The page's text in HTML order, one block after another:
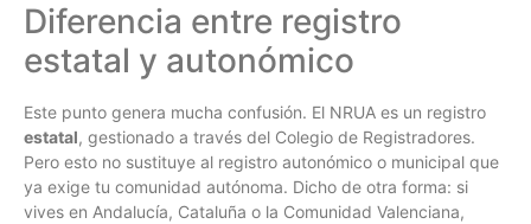
Diferencia entre registro
estatal y autonómico
Este punto genera mucha confusión. El NRUA es un registro
estatal, gestionado a través del Colegio de Registradores.
Pero esto no sustituye al registro autonómico o municipal que
ya exige tu comunidad autónoma. Dicho de otra forma: si
vives en Andalucía, Cataluña o la Comunidad Valenciana,